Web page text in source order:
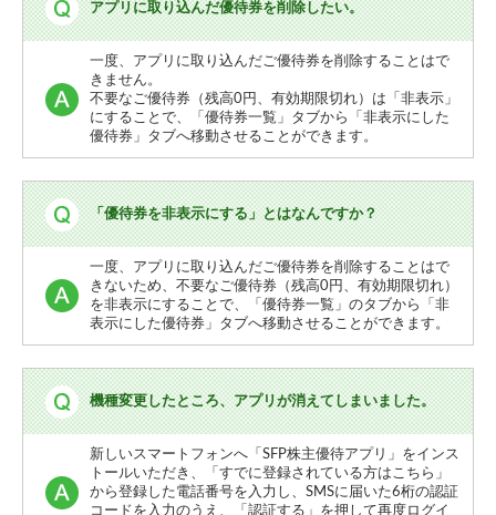
アプリに取り込んだ優待券を削除したい。
一度、アプリに取り込んだご優待券を削除することはで
きません。
不要なご優待券（残高0円、有効期限切れ）は「非表示」
にすることで、「優待券一覧」タブから「非表示にした
優待券」タブへ移動させることができます。
「優待券を非表示にする」とはなんですか？
一度、アプリに取り込んだご優待券を削除することはで
きないため、不要なご優待券（残高0円、有効期限切れ）
を非表示にすることで、「優待券一覧」のタブから「非
表示にした優待券」タブへ移動させることができます。
機種変更したところ、アプリが消えてしまいました。
新しいスマートフォンへ「SFP株主優待アプリ」をインス
トールいただき、「すでに登録されている方はこちら」
から登録した電話番号を入力し、SMSに届いた6桁の認証
コードを入力のうえ、「認証する」を押して再度ログイ